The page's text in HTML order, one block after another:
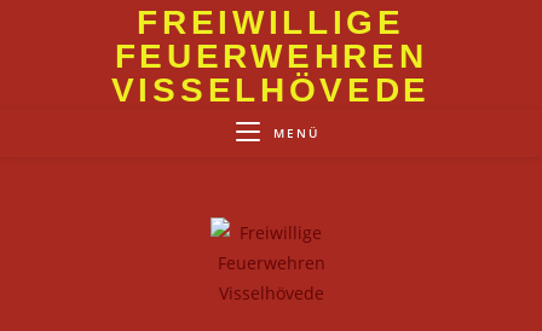
FREIWILLIGE
FEUERWEHREN
VISSELHÖVEDE
MENÜ